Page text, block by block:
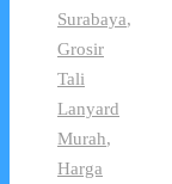
Surabaya,
Grosir
Tali
Lanyard
Murah,
Harga